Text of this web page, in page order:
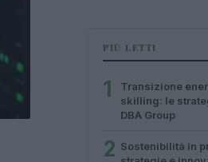
PIÙ LETTI
1
Transizione
skilling: le
DBA Group
2 Sostenibilità in